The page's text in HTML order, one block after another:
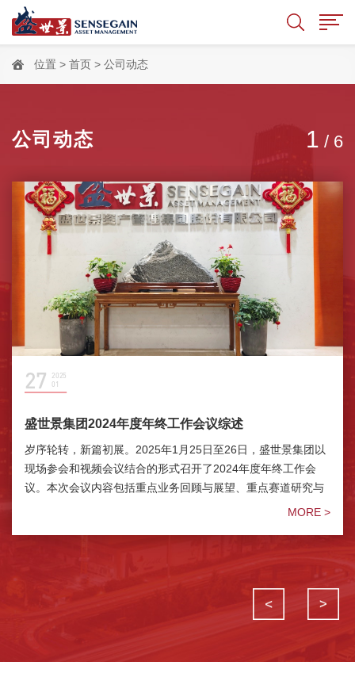
位置 > 首页 > 公司动态
公司动态 1 / 6
2025
01
27
盛世景集团2024年度年终工作会议综述
岁序轮转，新篇初展。2025年1月25日至26日，盛世景集团以
现场参会和视频会议结合的形式召开了2024年度年终工作会
议。本次会议内容包括重点业务回顾与展望、重点赛道研究与
分析和重点项目路演与分享等，报告内容回顾历史、聚焦当
MORE >
2024
12
31
向内生长，向上攀爬|2025年盛世景集团董事长吴敏文
新年致辞
盛世景的同仁们、朋友们， 又是一年更替时，是终点，也是起
点。 回首一年时光，世界变化之快超乎想象。美国大选跌宕起
伏，欧洲政治渐入困局，俄乌冲突持续胶着，中东地区硝烟四
MORE >
2023
12
31
不破不立，晓喻新生|2024年盛世景集团董事长吴敏文
新年致辞
盛世景的同仁们、朋友们， 2023年马上过去，回顾一年的时
光，此刻的你内心深处是波澜起伏，还是平静如水？
MORE >
2023
10
31
盛世景集团17周年司庆暨投资策略会综述｜守正创
新，携手共进
云天收夏色，木叶动秋声，转眼已是盛世景集团的第十七个生
日。2023年10月28日-29日，盛世景资产管理集团股份有限公
司（以下简称“盛世景集团”）17周年庆暨投资策略会于古北水
MORE >
2023
11
04
盛世景十七周年系列|著名经济学家、前中投公司副总
经理谢平：资本市场改革和货币政策
A股市场全面实行股票发行注册制，是我国资本市场最重大的
制度改革，其核心是IPO公司信息充分披露，达到“法码定理”要
MORE >
2023
11
02
盛世景十七周年系列|天风证券特邀经济学家刘煜辉：
向死而生
从经济学意义讲，汇率是长期动能的预期、资本给出的估值。
具体来讲，人民币兑美元汇率是G2两大超级经济体之间旷日持
久的博弈，比的是两个国家长期增长动能预期。美国作为25.4
MORE >